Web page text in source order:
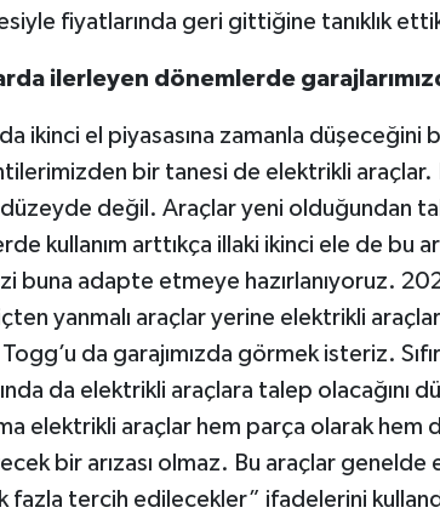
fiyatlarında geri gittiğine tanıklık
ilerleyen dönemlerde
ikinci el piyasasına zamanla düşeceğini
bir tanesi de elektrikli araçlar.
değil. Araçlar yeni olduğundan
kullanım arttıkça illaki ikinci ele de bu
buna adapte etmeye hazırlanıyoruz.
yanmalı araçlar yerine elektrikli
da garajımızda görmek isteriz.
da elektrikli araçlara talep olacağını
elektrikli araçlar hem parça olarak hem
bir arızası olmaz. Bu araçlar genelde
fazla tercih edilecekler” ifadelerini